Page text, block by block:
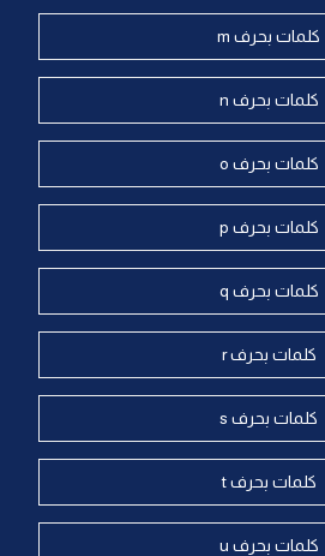
كلمات بحرف m
كلمات بحرف n
كلمات بحرف o
كلمات بحرف p
كلمات بحرف q
كلمات بحرف r
كلمات بحرف s
كلمات بحرف t
كلمات بحرف u